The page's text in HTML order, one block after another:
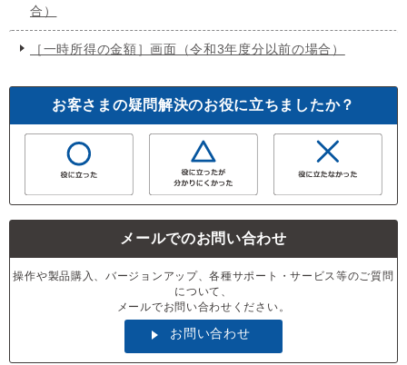
合）
［一時所得の金額］画面（令和3年度分以前の場合）
お客さまの疑問解決のお役に立ちましたか？
メールでのお問い合わせ
操作や製品購入、バージョンアップ、各種サポート・サービス等のご質問
について、
メールでお問い合わせください。
お問い合わせ